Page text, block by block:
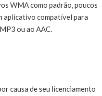
WMA como padrão, poucos
aplicativo compatível para
ou ao AAC.
causa de seu licenciamento